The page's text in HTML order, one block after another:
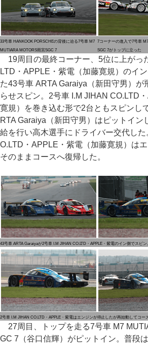
33号車 HANKOOK PORSCHEの背後に迫る7号車 M7
MUTIARA MOTORS雨宮SGC 7
7コーナーの進入で7号車
SGC 7がトップに立った
19周目の最終コーナー、5位に上がっ
LTD・APPLE・紫電（加藤寛規）のイ
た43号車 ARTA Garaiya（新田守男）が
らせスピン。2号車 I.M JIHAN CO.LTD
寛規）を巻き込む形で2台ともスピンし
RTA Garaiya（新田守男）はピットイン
給を行い高木選手にドライバー交代し
O.LTD・APPLE・紫電（加藤寛規）はエ
そのままコースへ復帰した。
43号車 ARTA Garaiyaが2号車 I.M JIHAN CO.LTD・APPLE・紫電のイン側でスピ
2号車 I.M JIHAN CO.LTD・APPLE・紫電はエンジンが停止したが再始動してコー
27周目、トップを走る7号車 M7
GC 7（谷口信輝）がピットイン。普段